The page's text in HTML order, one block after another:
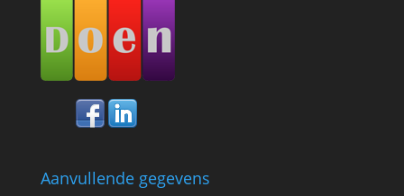
Aanvullende gegevens